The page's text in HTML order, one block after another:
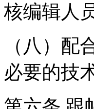
核编辑人
（八）
必要的技